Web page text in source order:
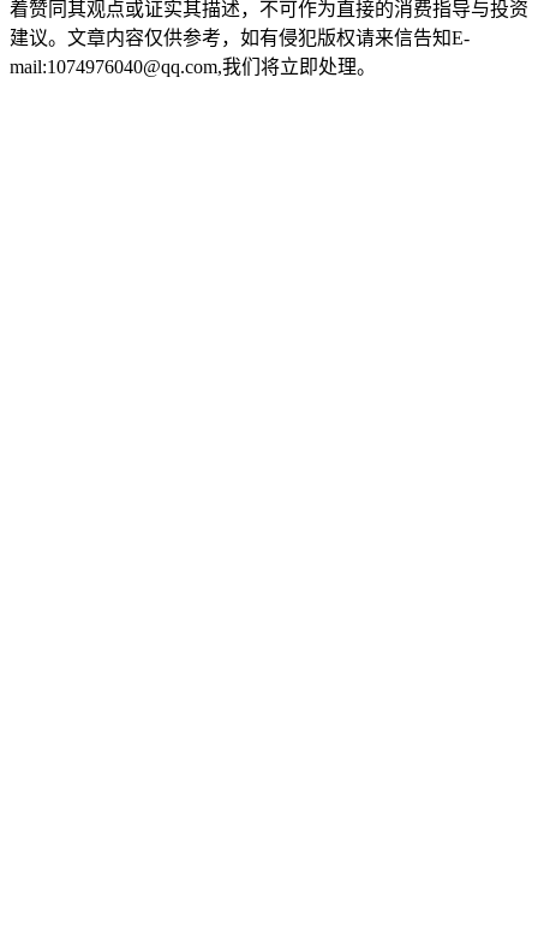
着赞同其观点或证实其描述，不可作为直接的消费指导与投资
建议。文章内容仅供参考，如有侵犯版权请来信告知E-
mail:1074976040@qq.com,我们将立即处理。